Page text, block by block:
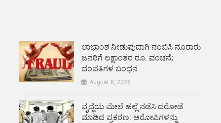
ಲಾಭಾಂಶ ನೀಡುವುದಾಗಿ ನಂಬಿಸಿ ನೂರಾರು
ಜನರಿಗೆ ಲಕ್ಷಾಂತರ ರೂ. ವಂಚನೆ;
ದಂಪತಿಗಳ ಬಂಧನ
August 8, 2026
ವೃದ್ಧೆಯ ಮೇಲೆ ಹಲ್ಲೆ ನಡೆಸಿ ದರೋಡೆ
ಮಾಡಿದ ಪ್ರಕರಣ: ಆರೋಪಿಗಳನ್ನು